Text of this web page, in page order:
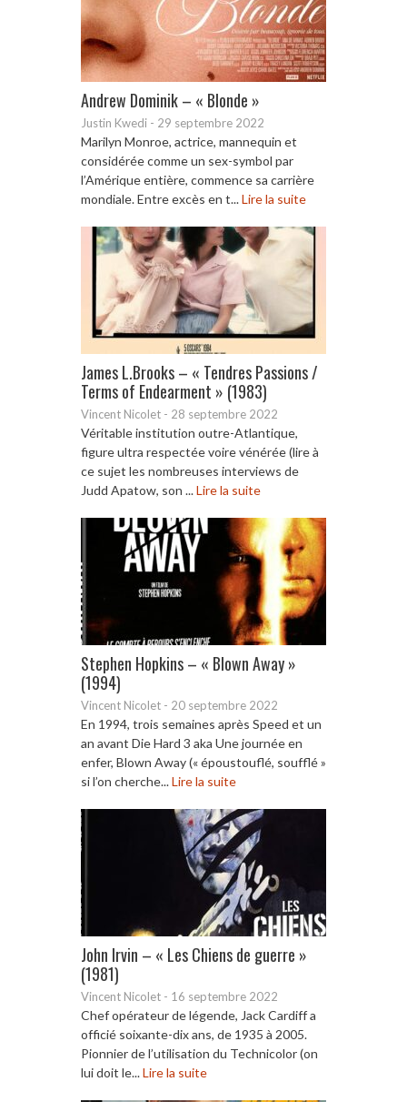
Andrew Dominik – « Blonde »
Justin Kwedi - 29 septembre 2022
Marilyn Monroe, actrice, mannequin et
considérée comme un sex-symbol par
l’Amérique entière, commence sa carrière
mondiale. Entre excès en t...Lire la suite
James L.Brooks – « Tendres Passions /
Terms of Endearment » (1983)
Vincent Nicolet - 28 septembre 2022
Véritable institution outre-Atlantique,
figure ultra respectée voire vénérée (lire à
ce sujet les nombreuses interviews de
Judd Apatow, son ...Lire la suite
Stephen Hopkins – « Blown Away »
(1994)
Vincent Nicolet - 20 septembre 2022
En 1994, trois semaines après Speed et un
an avant Die Hard 3 aka Une journée en
enfer, Blown Away (« époustouflé, soufflé »
si l’on cherche...Lire la suite
John Irvin – « Les Chiens de guerre »
(1981)
Vincent Nicolet - 16 septembre 2022
Chef opérateur de légende, Jack Cardiff a
officié soixante-dix ans, de 1935 à 2005.
Pionnier de l’utilisation du Technicolor (on
lui doit le...Lire la suite